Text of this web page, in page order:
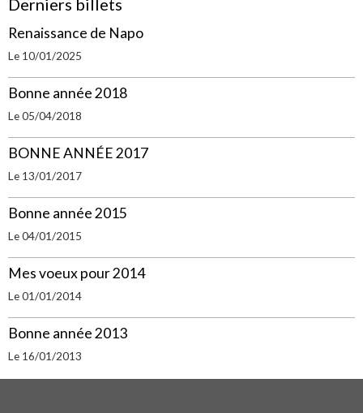
Derniers billets
Renaissance de Napo
Le 10/01/2025
Bonne année 2018
Le 05/04/2018
BONNE ANNÉE 2017
Le 13/01/2017
Bonne année 2015
Le 04/01/2015
Mes voeux pour 2014
Le 01/01/2014
Bonne année 2013
Le 16/01/2013